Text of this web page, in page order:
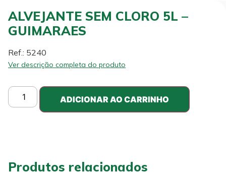
ALVEJANTE SEM CLORO 5L –
GUIMARAES
Ref.: 5240
Ver descrição completa do produto
ADICIONAR AO CARRINHO
Produtos relacionados